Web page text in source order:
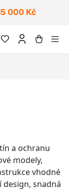
000 Kč
a ochranu
modely,
vhodné
snadná